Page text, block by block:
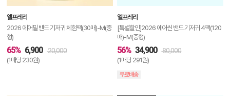
보
기
엘프레리
2026 에어필 밴드 기저귀 체험팩(30매)-M(중
형)
65% 6,900 20,000
(1매당 230원)
엘프레리
[특별할인]2026 에어씬 밴드 기저귀 4팩(120
매)-M(중형)
56% 34,900 80,000
(1매당 291원)
무료배송